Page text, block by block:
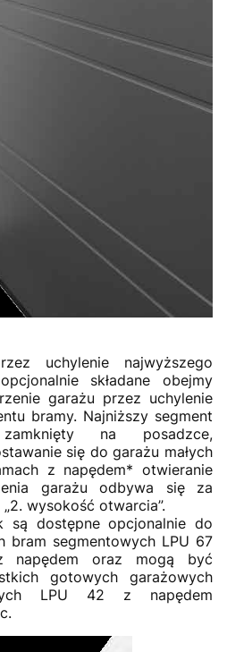
uchylenie najwyższego
składane obejmy
garażu przez uchylenie
bramy. Najniższy segment
na posadzce,
się do garażu małych
z napędem* otwieranie
garażu odbywa się za
wysokość otwarcia”.
są dostępne opcjonalnie do
bram segmentowych LPU 67
oraz mogą być
gotowych garażowych
LPU 42 z napędem